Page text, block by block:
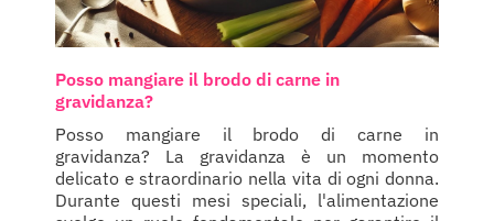
Posso mangiare il brodo di carne in
gravidanza?
Posso mangiare il brodo di carne in
gravidanza? La gravidanza è un momento
delicato e straordinario nella vita di ogni donna.
Durante questi mesi speciali, l'alimentazione